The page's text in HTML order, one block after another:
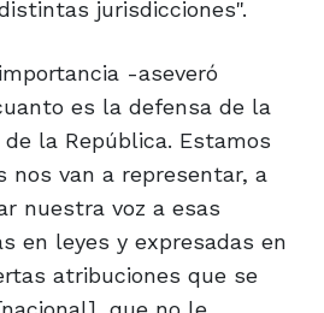
jurisdicciones".
-aseveró
es la defensa de la
la República. Estamos
nos van a representar, a
nuestra voz a esas
en leyes y expresadas en
atribuciones que se